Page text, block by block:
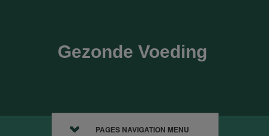
Gezonde Voeding
PAGES NAVIGATION MENU